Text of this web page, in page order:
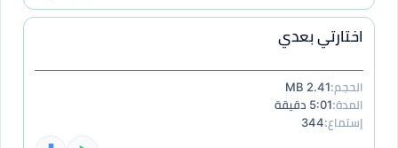
اختارتي بعدي
الحجم:2.41 MB
المدة:5:01 دقيقة
إستماع:344